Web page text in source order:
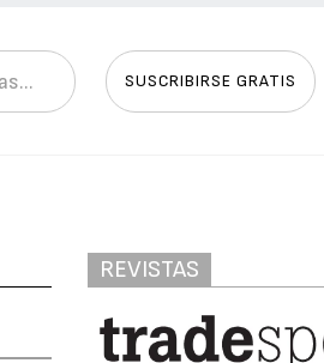
SUSCRIBIRSE GRATIS
REVISTAS